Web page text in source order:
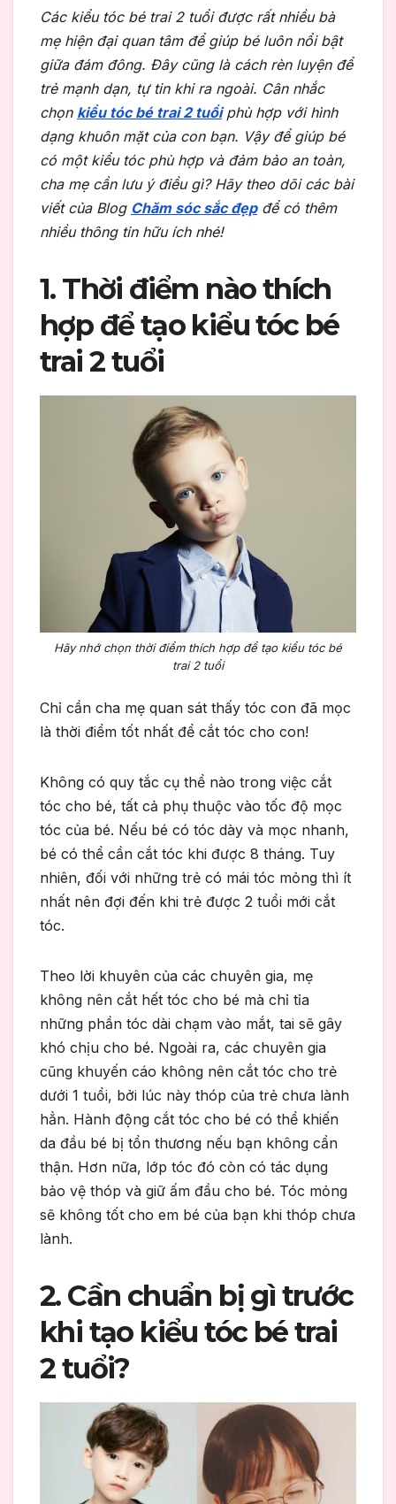
Các kiểu tóc bé trai 2 tuổi được rất nhiều bà
mẹ hiện đại quan tâm để giúp bé luôn nổi bật
giữa đám đông. Đây cũng là cách rèn luyện để
trẻ mạnh dạn, tự tin khi ra ngoài. Cân nhắc
chọn kiểu tóc bé trai 2 tuổiphù hợp với hình
dạng khuôn mặt của con bạn. Vậy để giúp bé
có một kiểu tóc phù hợp và đảm bảo an toàn,
cha mẹ cần lưu ý điều gì? Hãy theo dõi các bài
viết của Blog Chăm sóc sắc đẹpđể có thêm
nhiều thông tin hữu ích nhé!
1. Thời điểm nào thích
hợp để tạo kiểu tóc bé
trai 2 tuổi
Hãy nhớ chọn thời điểm thích hợp để tạo kiểu tóc bé
trai 2 tuổi
Chỉ cần cha mẹ quan sát thấy tóc con đã mọc
là thời điểm tốt nhất để cắt tóc cho con!
Không có quy tắc cụ thể nào trong việc cắt
tóc cho bé, tất cả phụ thuộc vào tốc độ mọc
tóc của bé. Nếu bé có tóc dày và mọc nhanh,
bé có thể cần cắt tóc khi được 8 tháng. Tuy
nhiên, đối với những trẻ có mái tóc mỏng thì ít
nhất nên đợi đến khi trẻ được 2 tuổi mới cắt
tóc.
Theo lời khuyên của các chuyên gia, mẹ
không nên cắt hết tóc cho bé mà chỉ tỉa
những phần tóc dài chạm vào mắt, tai sẽ gây
khó chịu cho bé. Ngoài ra, các chuyên gia
cũng khuyến cáo không nên cắt tóc cho trẻ
dưới 1 tuổi, bởi lúc này thóp của trẻ chưa lành
hẳn. Hành động cắt tóc cho bé có thể khiến
da đầu bé bị tổn thương nếu bạn không cẩn
thận. Hơn nữa, lớp tóc đó còn có tác dụng
bảo vệ thóp và giữ ấm đầu cho bé. Tóc mỏng
sẽ không tốt cho em bé của bạn khi thóp chưa
lành.
2. Cần chuẩn bị gì trước
khi tạo kiểu tóc bé trai
2 tuổi?